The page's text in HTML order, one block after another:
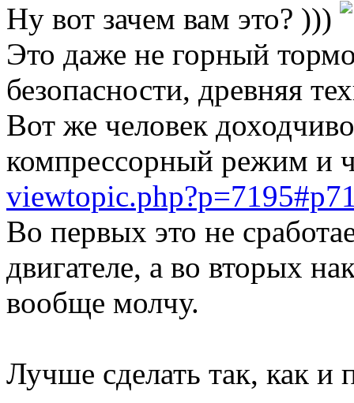
Ну вот зачем вам это? )))
Это даже не горный
безопасности, древняя
Вот же человек
компрессорный режим и
Во первых это не
двигателе, а во вторых
вообще молчу.
Лучше сделать так, как и